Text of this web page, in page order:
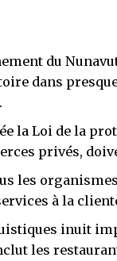
du
dans
la Loi de la
privés,
les
à la
inuit
les